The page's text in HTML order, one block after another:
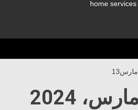
home services
مارس13